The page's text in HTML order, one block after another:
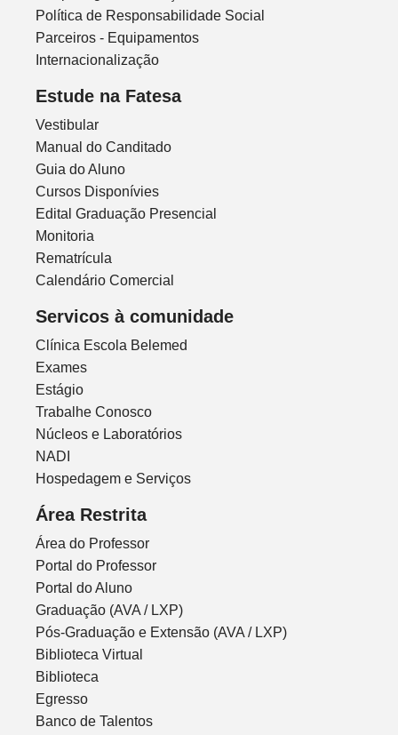
Política de Responsabilidade Social
Parceiros - Equipamentos
Internacionalização
Estude na Fatesa
Vestibular
Manual do Canditado
Guia do Aluno
Cursos Disponívies
Edital Graduação Presencial
Monitoria
Rematrícula
Calendário Comercial
Servicos à comunidade
Clínica Escola Belemed
Exames
Estágio
Trabalhe Conosco
Núcleos e Laboratórios
NADI
Hospedagem e Serviços
Área Restrita
Área do Professor
Portal do Professor
Portal do Aluno
Graduação (AVA / LXP)
Pós-Graduação e Extensão (AVA / LXP)
Biblioteca Virtual
Biblioteca
Egresso
Banco de Talentos